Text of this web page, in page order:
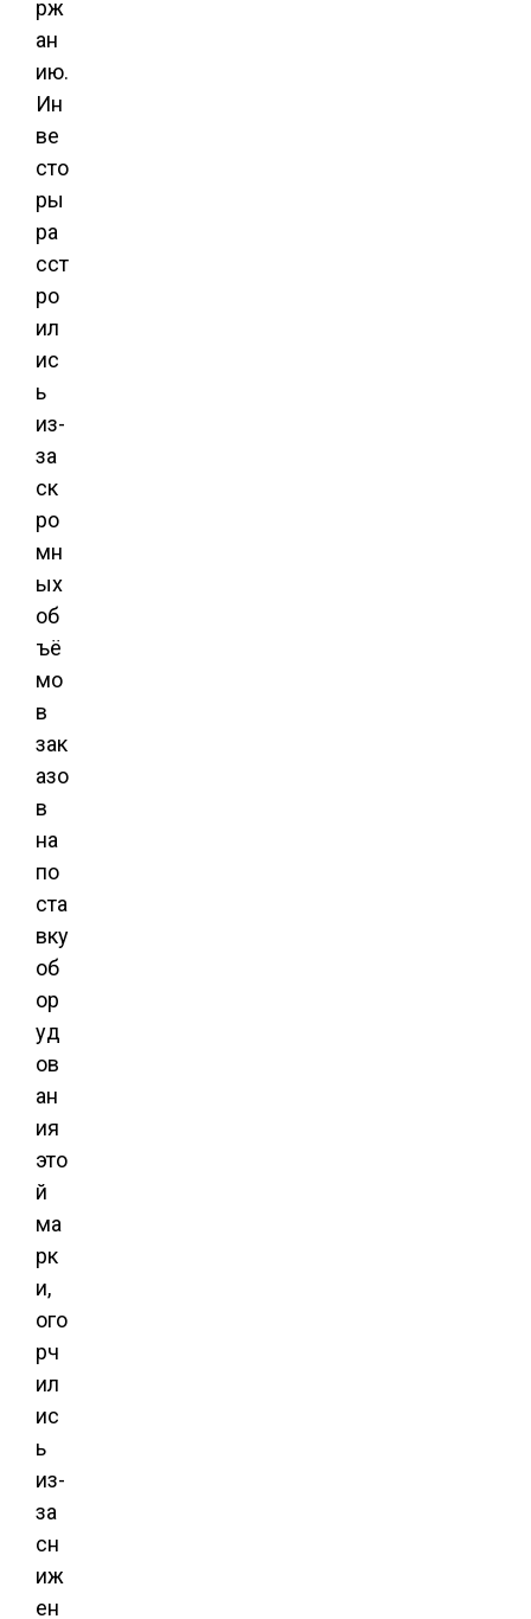
рж
ан
ию.
Ин
ве
сто
ры
ра
сст
ро
ил
ис
ь
из-
за
ск
ро
мн
ых
об
ъё
мо
в
зак
азо
в
на
по
ста
вку
об
ор
уд
ов
ан
ия
это
й
ма
рк
и,
ого
рч
ил
ис
ь
из-
за
сн
иж
ен